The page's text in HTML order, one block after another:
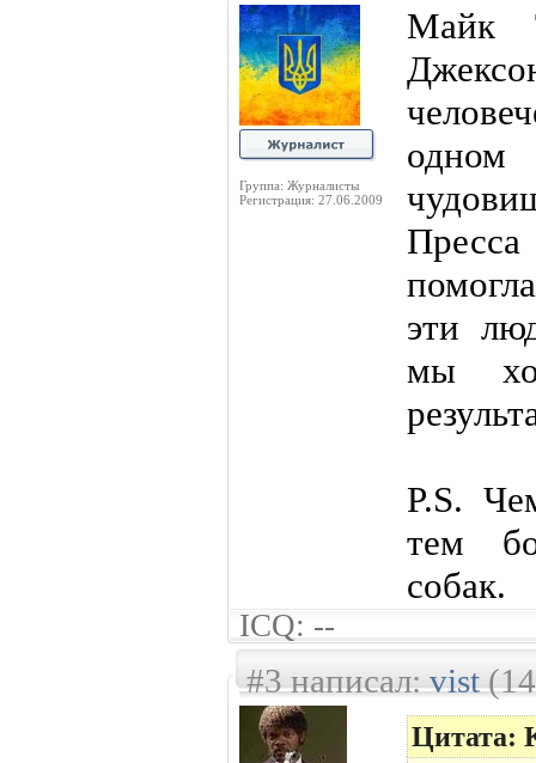
Группа: Журналисты
Регистрация: 27.06.2009
Майк
эти
мы
P.S.
тем
собак.
ICQ: --
#3 написал:vist(14
Цитата: